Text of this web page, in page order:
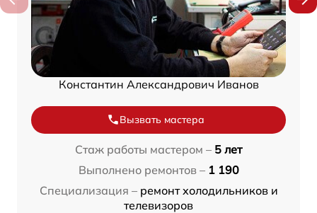
Константин Александрович Иванов
Вызвать мастера
Стаж работы мастером – 5 лет
Выполнено ремонтов – 1 190
Специализация – ремонт холодильников и
телевизоров